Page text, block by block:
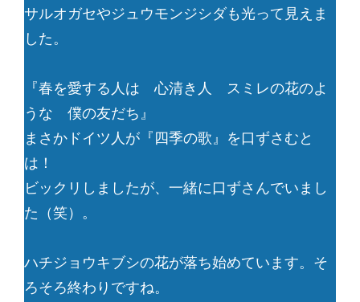
サルオガセやジュウモンジシダも光って見えま
した。
『春を愛する人は 心清き人 スミレの花のよ
うな 僕の友だち』
まさかドイツ人が『四季の歌』を口ずさむと
は！
ビックリしましたが、一緒に口ずさんでいまし
た（笑）。
ハチジョウキブシの花が落ち始めています。そ
ろそろ終わりですね。